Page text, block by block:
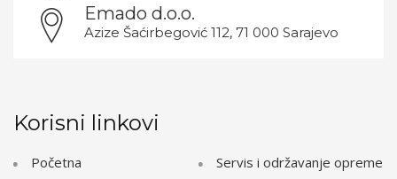
Emado d.o.o.
Azize Šaćirbegović 112, 71 000 Sarajevo
Korisni linkovi
Početna
Servis i održavanje opreme